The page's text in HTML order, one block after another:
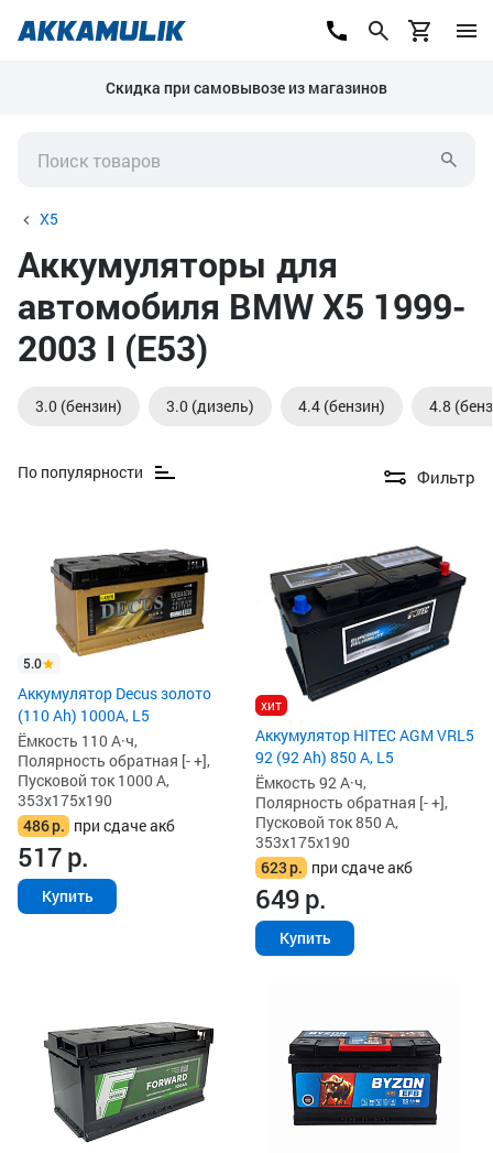
Скидка при самовывозе из магазинов
X5
Аккумуляторы для
автомобиля BMW X5 1999-
2003 I (E53)
3.0 (бензин) 3.0 (дизель) 4.4 (бензин) 4.8
По популярности Фильтр
5.0
Аккумулятор Decus золото
(110 Ah) 1000A, L5
Ёмкость 110 А·ч,
Полярность обратная [- +],
Пусковой ток 1000 А,
353x175x190
486р. при сдаче акб
517р.
Купить
хит
Аккумулятор HITEC AGM VRL5
92 (92 Ah) 850 А, L5
Ёмкость 92 А·ч,
Полярность обратная [- +],
Пусковой ток 850 А,
353x175x190
623р. при сдаче акб
649р.
Купить